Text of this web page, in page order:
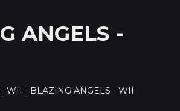
ANGELS -
- WII - BLAZING ANGELS - WII